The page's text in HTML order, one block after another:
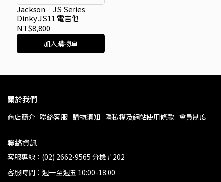
Jackson｜JS Series
Dinky JS11 電吉他
NT$8,800
加入購物車
關於我們
商店簡介 聯絡客服 購物須知 隱私權及網站使用條款 會員制度
聯絡資訊
客服專線：(02) 2662-9565 分機＃202
客服時間：週一至週五 10:00-18:00